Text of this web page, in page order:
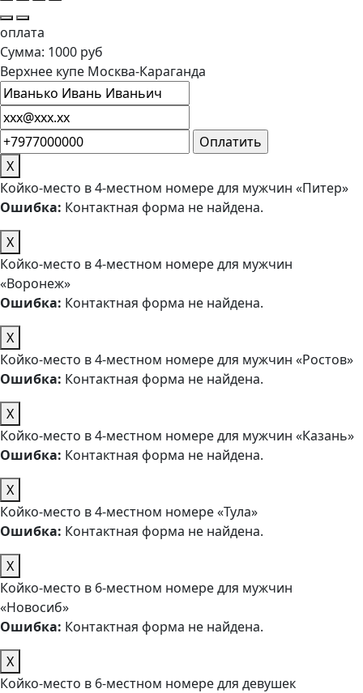
оплата
Сумма: 1000 руб
Верхнее купе Москва-Караганда
X
Койко-место в 4-местном номере для мужчин «Питер»
Ошибка: Контактная форма не найдена.
X
Койко-место в 4-местном номере для мужчин
«Воронеж»
Ошибка: Контактная форма не найдена.
X
Койко-место в 4-местном номере для мужчин «Ростов»
Ошибка: Контактная форма не найдена.
X
Койко-место в 4-местном номере для мужчин «Казань»
Ошибка: Контактная форма не найдена.
X
Койко-место в 4-местном номере «Тула»
Ошибка: Контактная форма не найдена.
X
Койко-место в 6-местном номере для мужчин
«Новосиб»
Ошибка: Контактная форма не найдена.
X
Койко-место в 6-местном номере для девушек